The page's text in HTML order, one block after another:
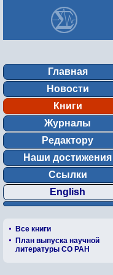
Главная
Новости
Книги
Журналы
Редактору
Наши достижения
Ссылки
English
Все книги
План выпуска научной
литературы СО РАН